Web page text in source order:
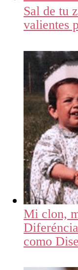
Sal de tu
valientes
Mi clon,
como